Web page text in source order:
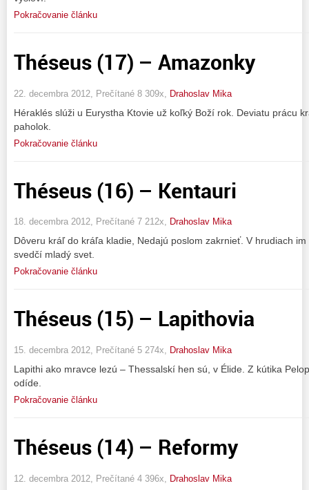
Pokračovanie článku
Théseus (17) – Amazonky
22. decembra 2012, Prečítané 8 309x, Drahoslav Mika
Héraklés slúži u Eurystha Ktovie už koľký Boží rok. Deviatu prácu
paholok.
Pokračovanie článku
Théseus (16) – Kentauri
18. decembra 2012, Prečítané 7 212x, Drahoslav Mika
Dôveru kráľ do kráľa kladie, Nedajú poslom zakrnieť. V hrudiach
svedčí mladý svet.
Pokračovanie článku
Théseus (15) – Lapithovia
15. decembra 2012, Prečítané 5 274x, Drahoslav Mika
Lapithi ako mravce lezú – Thessalskí hen sú, v Élide. Z kútika
odíde.
Pokračovanie článku
Théseus (14) – Reformy
12. decembra 2012, Prečítané 4 396x, Drahoslav Mika